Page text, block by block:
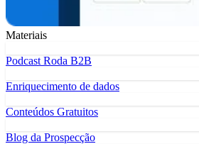
Materiais
Podcast Roda B2B
Enriquecimento de dados
Conteúdos Gratuitos
Blog da Prospecção